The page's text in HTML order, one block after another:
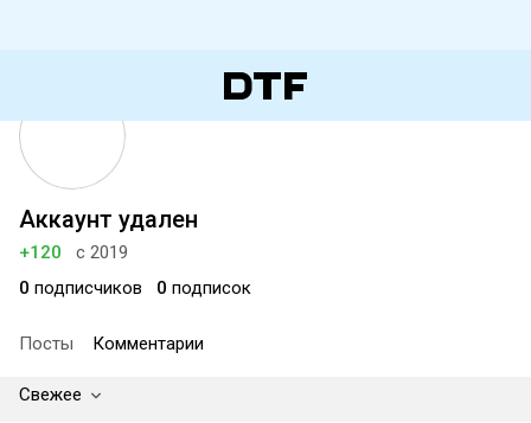
Аккаунт удален
+120
с 2019
0 подписчиков 0 подписок
Посты Комментарии
Свежее